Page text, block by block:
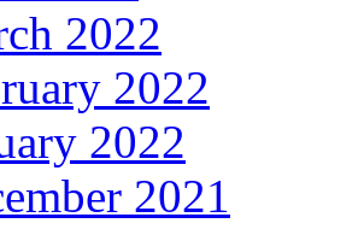
2022
2022
2022
2021